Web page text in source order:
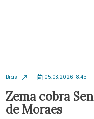
Brasil 05.03.2026 18:45
Zema cobra
de Moraes